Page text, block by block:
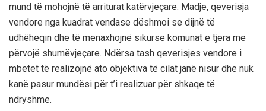
mund të mohojnë të arriturat katërvjeçare. Madje, qeverisja
vendore nga kuadrat vendase dëshmoi se dijnë të
udhëheqin dhe të menaxhojnë sikurse komunat e tjera me
përvojë shumëvjeçare. Ndërsa tash qeverisjes vendore i
mbetet të realizojnë ato objektiva të cilat janë nisur dhe nuk
kanë pasur mundësi për t’i realizuar për shkaqe të
ndryshme.